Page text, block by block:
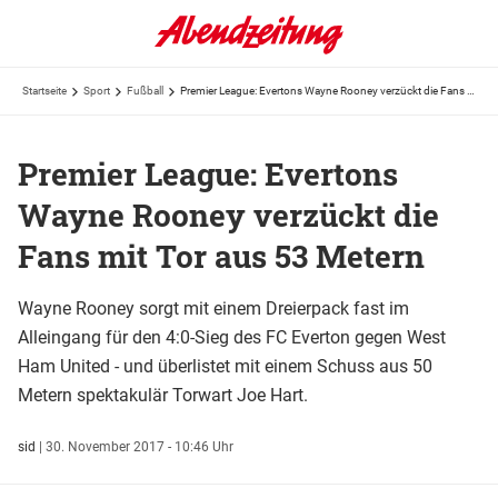
Startseite Sport Fußball
Premier League: Evertons
Wayne Rooney verzückt die
Fans mit Tor aus 53 Metern
Wayne Rooney sorgt mit einem Dreierpack fast im
Alleingang für den 4:0-Sieg des FC Everton gegen West
Ham United - und überlistet mit einem Schuss aus 50
Metern spektakulär Torwart Joe Hart.
sid | 30. November 2017 - 10:46 Uhr